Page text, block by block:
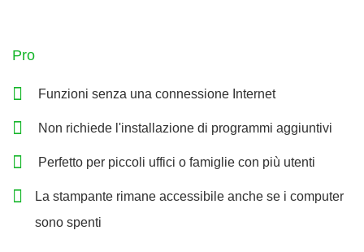
Pro
Funzioni senza una connessione Internet
Non richiede l'installazione di programmi aggiuntivi
Perfetto per piccoli uffici o famiglie con più utenti
La stampante rimane accessibile anche se i computer
sono spenti